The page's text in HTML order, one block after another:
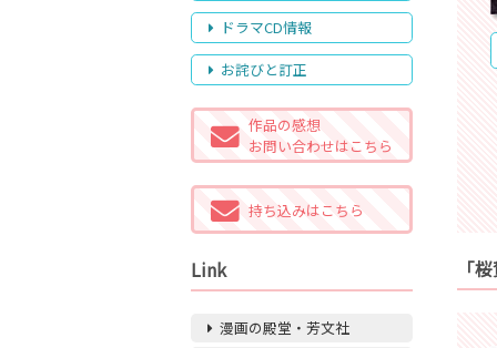
「
ドラマCD情報
お詫びと訂正
作品の感想
お問い合わせはこちら
持ち込みはこちら
Link
漫画の殿堂・芳文社